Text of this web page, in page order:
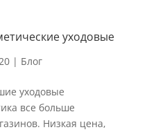
уходовые
| Блог
уходовые
все больше
Низкая цена,